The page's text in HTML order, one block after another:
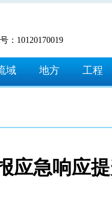
：10120170019
域 地方 工程
应急响应